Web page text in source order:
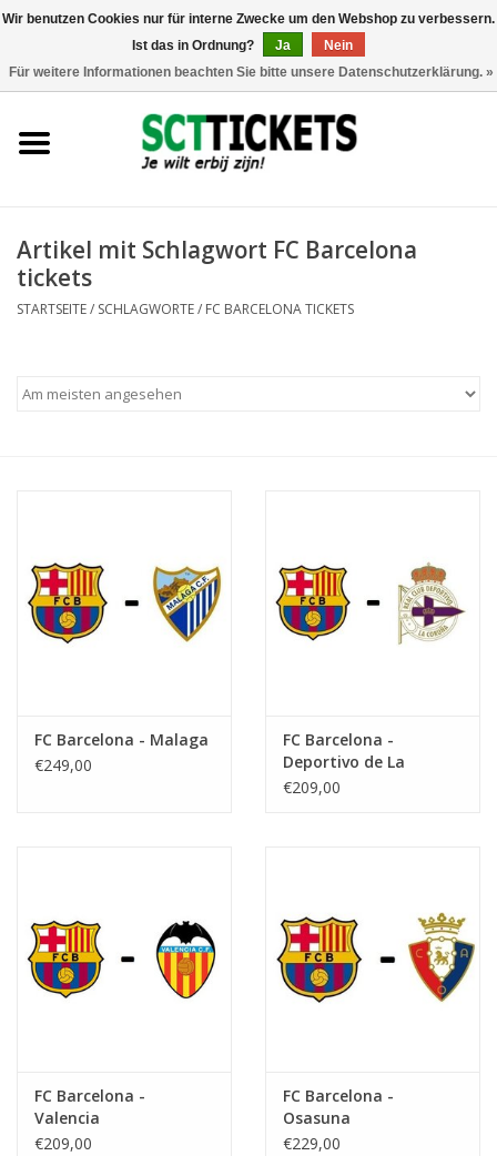
Artikel mit Schlagwort FC Barcelona
tickets
STARTSEITE/ SCHLAGWORTE/ FC BARCELONA TICKETS
FC Barcelona - Malaga
€249,00
FC Barcelona -
Deportivo de La
Coruna
€209,00
FC Barcelona -
Valencia
€209,00
FC Barcelona -
Osasuna
€229,00
Wir benutzen Cookies nur für interne Zwecke um den Webshop zu verbessern.
Ist das in Ordnung?
Ja
Nein
Für weitere Informationen beachten Sie bitte unsere Datenschutzerklärung. »